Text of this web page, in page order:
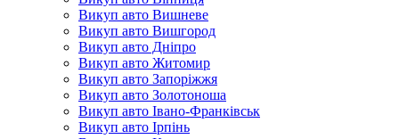
Викуп авто Вишневе
Викуп авто Вишгород
Викуп авто Дніпро
Викуп авто Житомир
Викуп авто Запоріжжя
Викуп авто Золотоноша
Викуп авто Івано-Франківськ
Викуп авто Ірпінь